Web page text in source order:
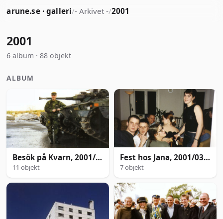
arune.se · galleri/- Arkivet -/2001
2001
6 album · 88 objekt
ALBUM
Besök på Kvarn, 2001/02/13
11 objekt
Fest hos Jana, 2001/03/11
7 objekt